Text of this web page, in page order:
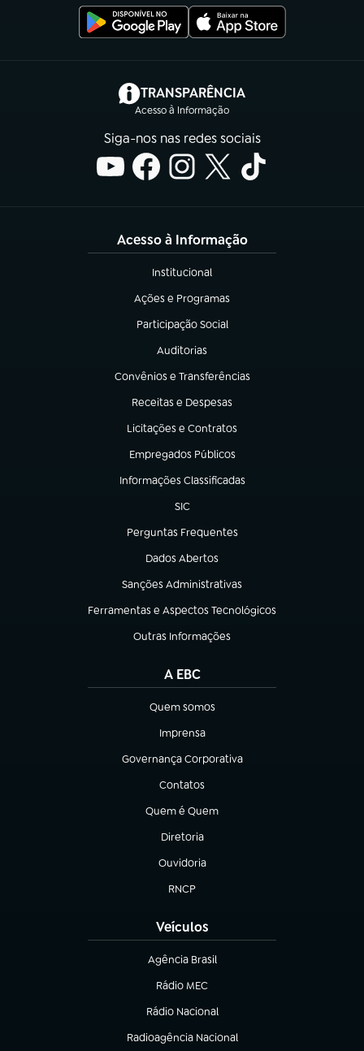
TRANSPARÊNCIA
Acesso à Informação
(abre em nova aba)
Siga-nos nas redes sociais
Acesso à Informação
Institucional
(abre em nova aba)
Ações e Programas
(abre em nova aba)
Participação Social
(abre em nova aba)
Auditorias
(abre em nova aba)
Convênios e Transferências
(abre em nova aba)
Receitas e Despesas
(abre em nova aba)
Licitações e Contratos
(abre em nova aba)
Empregados Públicos
(abre em nova aba)
Informações Classificadas
(abre em nova aba)
SIC
(abre em nova aba)
Perguntas Frequentes
(abre em nova aba)
Dados Abertos
(abre em nova aba)
Sanções Administrativas
(abre em nova aba)
Ferramentas e Aspectos Tecnológicos
(abre em nova aba)
Outras Informações
(abre em nova aba)
A EBC
Quem somos
(abre em nova aba)
Imprensa
(abre em nova aba)
Governança Corporativa
(abre em nova aba)
Contatos
(abre em nova aba)
Quem é Quem
(abre em nova aba)
Diretoria
(abre em nova aba)
Ouvidoria
(abre em nova aba)
RNCP
(abre em nova aba)
Veículos
Agência Brasil
(abre em nova aba)
Rádio MEC
(abre em nova aba)
Rádio Nacional
Radioagência Nacional
(abre em nova aba)